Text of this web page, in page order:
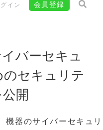
グイン 会員登録
バーセキュ
のセキュリテ
開
機器のサイバーセキュリ